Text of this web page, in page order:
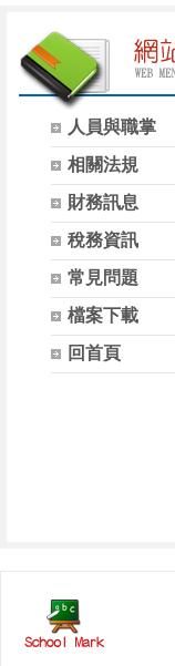
人員與職掌
相關法規
財務訊息
稅務資訊
常見問題
檔案下載
回首頁